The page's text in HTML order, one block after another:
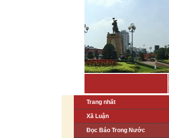
Trang nhất
Xã Luận
Đọc Báo Trong Nước